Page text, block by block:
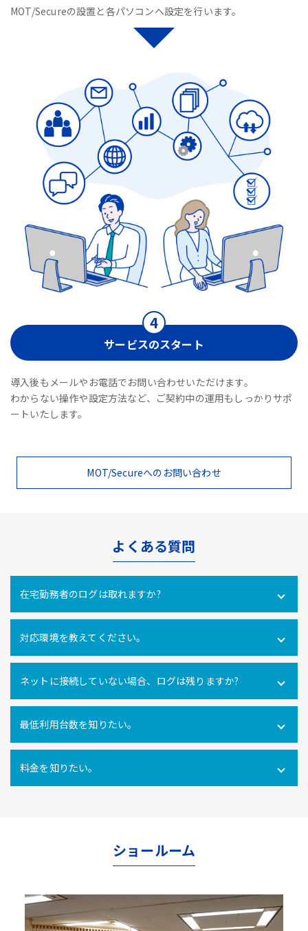
MOT/Secureの設置と各パソコンへ設定を行います。
サービスのスタート
導入後もメールやお電話でお問い合わせいただけます。
わからない操作や設定方法など、ご契約中の運用もしっかりサポ
ートいたします。
MOT/Secureへのお問い合わせ
よくある質問
在宅勤務者のログは取れますか?
可能です。社内だけでなく社外にあるPCの操作ログを取得
できます。
対応環境を教えてください。
Windows10・11 全エディション macOS 11(Big Sur)、
12(Monterey)、13(Ventura) ※Macクライアントでは、PC
利用時間ログ（PC利用開始・終了、無操作時間）のみの対
ネットに接続していない場合、ログは残りますか?
インターネットに接続できない環境でのパソコン利用も利
用ログをパソコン内に一時的に蓄積し、インターネットへ
の再接続時に遡ってパソコン利用ログを管理サーバにアッ
刻を行うことができます。
最低利用台数を知りたい。
10ライセンス以上からご利用いただけます。
料金を知りたい。
ショールーム